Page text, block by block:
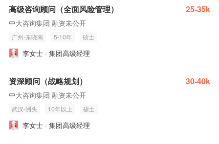
高级咨询顾问（全面风险管理） 25-35k
中大咨询集团 融资未公开
广州-东晓南 5-10年 硕士
李女士 · 集团高级经理
资深顾问（战略规划） 30-40k
中大咨询集团 融资未公开
武汉-洲头 10年以上 硕士
李女士 · 集团高级经理